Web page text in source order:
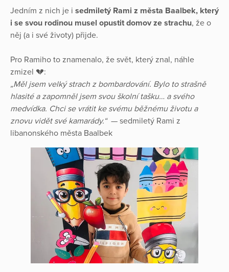
Jedním z nich je i sedmiletý Rami z města Baalbek, který
i se svou rodinou musel opustit domov ze strachu, že o
něj (a i své životy) přijde.
Pro Ramiho to znamenalo, že svět, který znal, náhle
zmizel 💔:
„Měl jsem velký strach z bombardování. Bylo to strašně
hlasité a zapomněl jsem svou školní tašku… a svého
medvídka. Chci se vrátit ke svému běžnému životu a
znovu vidět své kamarády.“ — sedmiletý Rami z
libanonského města Baalbek